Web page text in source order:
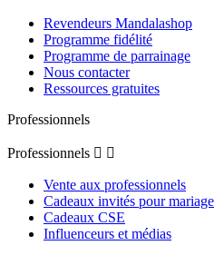
Revendeurs Mandalashop
Programme fidélité
Programme de parrainage
Nous contacter
Ressources gratuites
Professionnels
Professionnels  
Vente aux professionnels
Cadeaux invités pour mariage
Cadeaux CSE
Influenceurs et médias